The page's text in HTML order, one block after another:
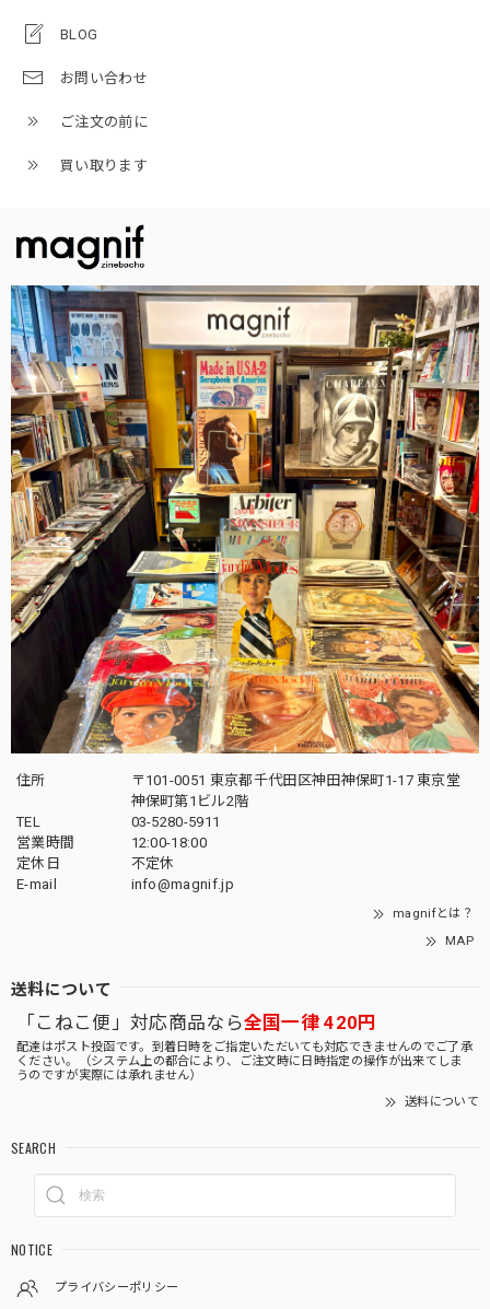
BLOG
お問い合わせ
ご注文の前に
買い取ります
住所
〒101-0051 東京都千代田区神田神保町1-17 東京堂
神保町第1ビル2階
TEL
03-5280-5911
営業時間
12:00-18:00
定休日
不定休
E-mail
info@magnif.jp
magnifとは？
MAP
送料について
「こねこ便」対応商品なら全国一律 420円
配達はポスト投函です。到着日時をご指定いただいても対応できませんのでご了承
ください。（システム上の都合により、ご注文時に日時指定の操作が出来てしま
うのですが実際には承れません）
送料について
SEARCH
NOTICE
プライバシーポリシー